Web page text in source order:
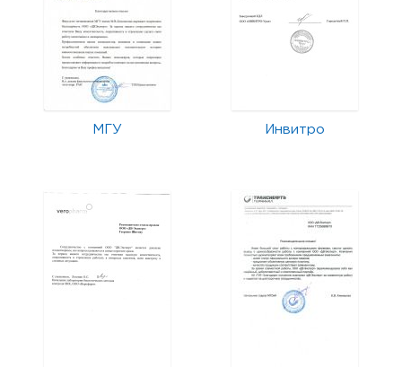
МГУ Инвитро